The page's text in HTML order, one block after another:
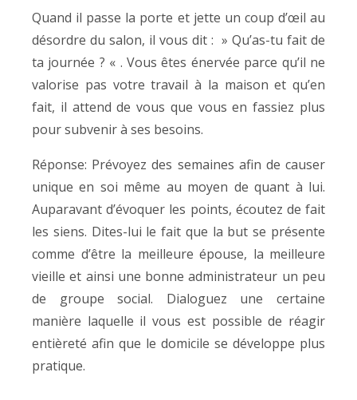
Quand il passe la porte et jette un coup d’œil au
désordre du salon, il vous dit : » Qu’as-tu fait de
ta journée ? « . Vous êtes énervée parce qu’il ne
valorise pas votre travail à la maison et qu’en
fait, il attend de vous que vous en fassiez plus
pour subvenir à ses besoins.
Réponse: Prévoyez des semaines afin de causer
unique en soi même au moyen de quant à lui.
Auparavant d’évoquer les points, écoutez de fait
les siens. Dites-lui le fait que la but se présente
comme d’être la meilleure épouse, la meilleure
vieille et ainsi une bonne administrateur un peu
de groupe social. Dialoguez une certaine
manière laquelle il vous est possible de réagir
entièreté afin que le domicile se développe plus
pratique.